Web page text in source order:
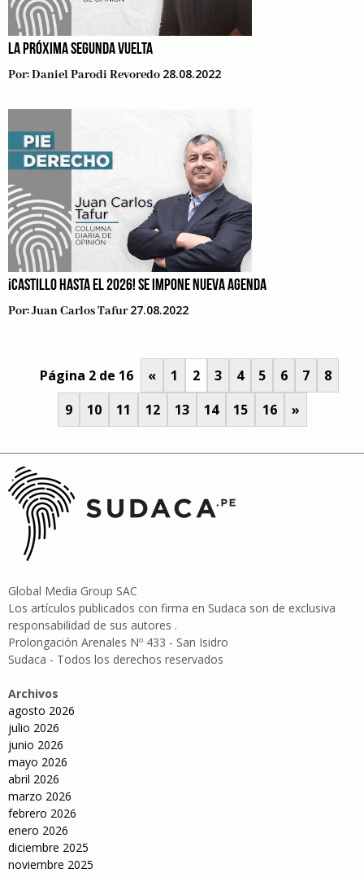
LA PRÓXIMA SEGUNDA VUELTA
Por:Daniel Parodi Revoredo 28.08.2022
¡CASTILLO HASTA EL 2026! SE IMPONE NUEVA AGENDA
Por:Juan Carlos Tafur 27.08.2022
Página 2 de 16 « 1 2 3 4 5 6 7
8
9
10 11 12 13 14 15 16 »
Global Media Group SAC
Los artículos publicados con firma en Sudaca son de exclusiva
responsabilidad de sus autores .
Prolongación Arenales Nº 433 - San Isidro
Sudaca - Todos los derechos reservados
Archivos
agosto 2026
julio 2026
junio 2026
mayo 2026
abril 2026
marzo 2026
febrero 2026
enero 2026
diciembre 2025
noviembre 2025